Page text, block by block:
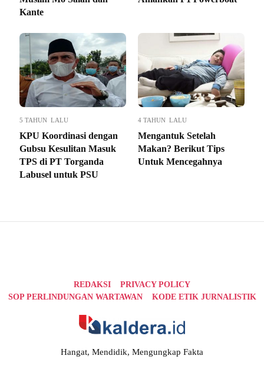
Kante
5 TAHUN LALU
KPU Koordinasi dengan
Gubsu Kesulitan Masuk
TPS di PT Torganda
Labusel untuk PSU
4 TAHUN LALU
Mengantuk Setelah
Makan? Berikut Tips
Untuk Mencegahnya
REDAKSI
PRIVACY POLICY
SOP PERLINDUNGAN WARTAWAN
KODE ETIK JURNALISTIK
Hangat, Mendidik, Mengungkap Fakta